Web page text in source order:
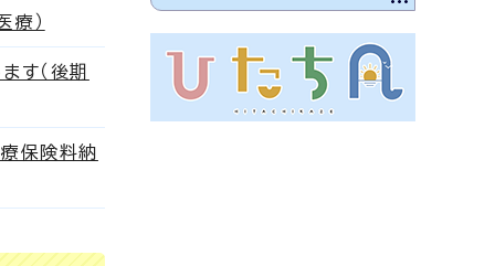
療）
す（後期
保険料納